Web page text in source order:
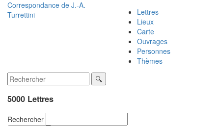
Correspondance de J.-A.
Turrettini
Lettres
Lieux
Carte
Ouvrages
Personnes
Thèmes
5000 Lettres
Rechercher